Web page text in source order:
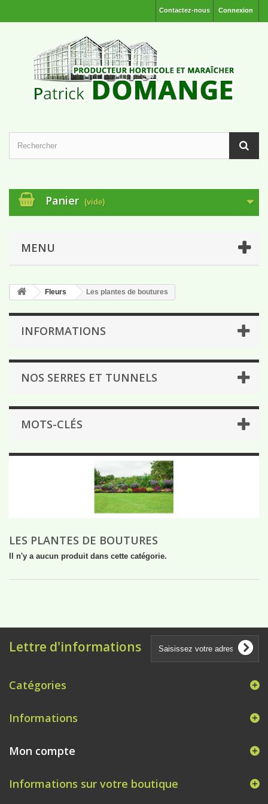
Connexion
Contactez-nous
Panier (vide)
MENU
Fleurs Les plantes de boutures
INFORMATIONS
NOS SERRES ET TUNNELS
MOTS-CLÉS
LES PLANTES DE BOUTURES
Il n'y a aucun produit dans cette catégorie.
Lettre d'informations
Catégories
Informations
Mon compte
Informations sur votre boutique